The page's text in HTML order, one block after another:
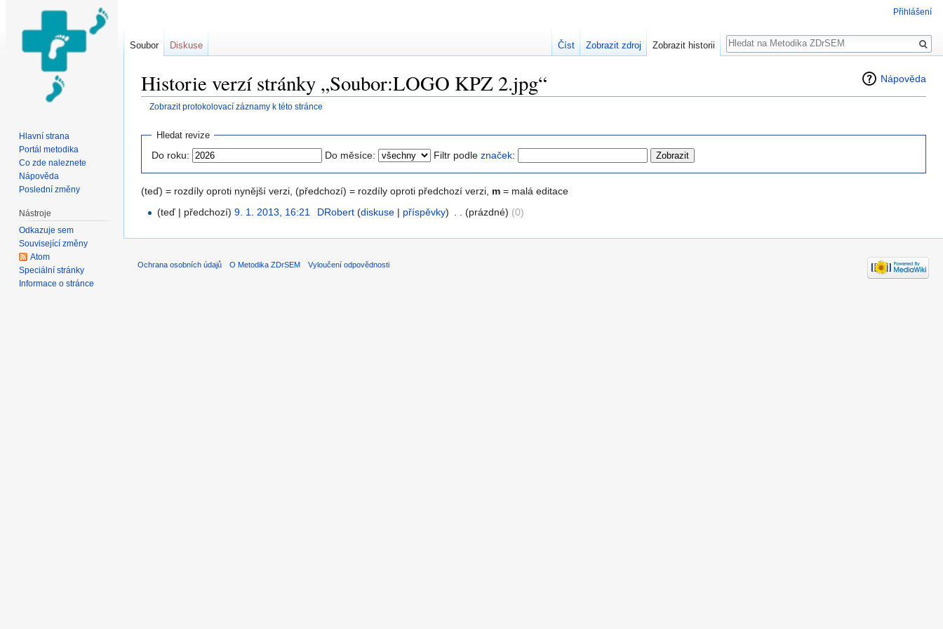
Nápověda
Historie verzí stránky „Soubor:LOGO KPZ 2.jpg“
Zobrazit protokolovací záznamy k této stránce
Hledat revize
Do roku: Do měsíce: Filtr podle značek:
(teď) = rozdíly oproti nynější verzi, (předchozí) = rozdíly oproti předchozí verzi, m = malá editace
(teď | předchozí) 9. 1. 2013, 16:21 DRobert (diskuse| příspěvky) (prázdné) (0)
Přihlášení
Soubor Diskuse Číst Zobrazit zdroj Zobrazit historii
Hledat
Hlavní strana
Portál metodika
Co zde naleznete
Nápověda
Poslední změny
Nástroje
Odkazuje sem
Související změny
Atom
Speciální stránky
Informace o stránce
Ochrana osobních údajů O Metodika ZDrSEM Vyloučení odpovědnosti